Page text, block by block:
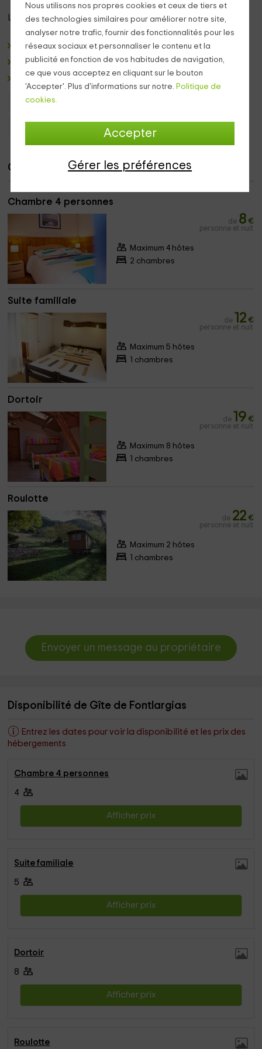
Nous utilisons nos propres cookies et ceux de tiers et
des technologies similaires pour améliorer notre site,
analyser notre trafic, fournir des fonctionnalités pour les
réseaux sociaux et personnaliser le contenu et la
publicité en fonction de vos habitudes de navigation,
ce que vous acceptez en cliquant sur le bouton
'Accepter'. Plus d'informations sur notre. Politique de
cookies.
Accepter
Gérer les préférences
L’hébergementse compose de :
2 chambresderrière la maison.
chambres et 1 dortoirdans la maison.
1 roulotte à proximité
de la maison.
Gîtes d'étape Rhône - Alpes
Chambres
Chambre 4 personnes
de 8 €
personne et nuit
Maximum 4 hôtes
2 chambres
Suite familiale
de 12 €
personne et nuit
Maximum 5 hôtes
1 chambres
Dortoir
de 19 €
personne et nuit
Maximum 8 hôtes
1 chambres
Roulotte
de 22 €
personne et nuit
Maximum 2 hôtes
1 chambres
Envoyer un message au propriétaire
Disponibilité de Gîte de Fontlargias
Entrez les dates pour voir la disponibilité et les prix des
hébergements
Chambre 4 personnes
4
Afficher prix
Suite familiale
5
Afficher prix
Dortoir
8
Afficher prix
Roulotte